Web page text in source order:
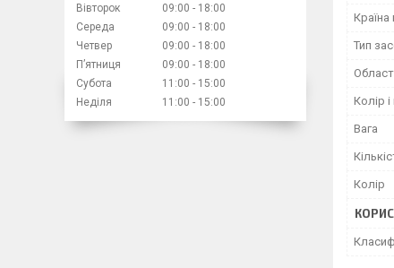
Тип
Колір
Вага
Колір
Вівторок
09:00
18:00
Середа
09:00
18:00
Четвер
09:00
18:00
Пʼятниця
09:00
18:00
Субота
11:00
15:00
Неділя
11:00 15:00